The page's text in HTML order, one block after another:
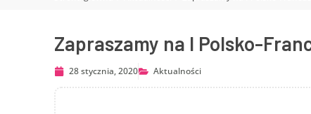
Zapraszamy na I Polsko-
28 stycznia, 2020 Aktualności